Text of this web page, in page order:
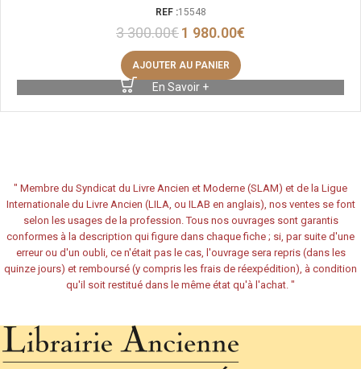
REF :15548
3 300.00€1 980.00€
AJOUTER AU PANIER
En Savoir +
" Membre du Syndicat du Livre Ancien et Moderne (SLAM) et de la Ligue
Internationale du Livre Ancien (LILA, ou ILAB en anglais), nos ventes se font
selon les usages de la profession. Tous nos ouvrages sont garantis
conformes à la description qui figure dans chaque fiche ; si, par suite d'une
erreur ou d'un oubli, ce n'était pas le cas, l'ouvrage sera repris (dans les
quinze jours) et remboursé (y compris les frais de réexpédition), à condition
qu'il soit restitué dans le même état qu'à l'achat. "